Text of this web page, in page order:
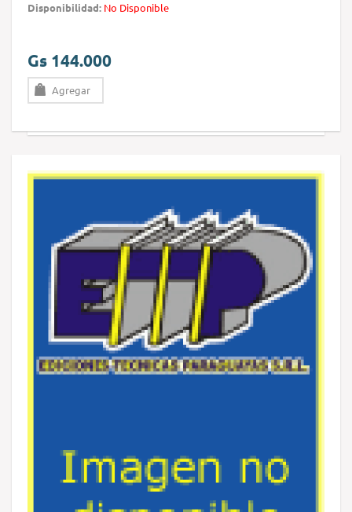
Disponibilidad: No Disponible
Gs 144.000
Agregar